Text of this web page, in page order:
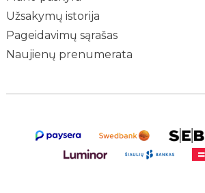
Užsakymų istorija
Pageidavimų sąrašas
Naujienų prenumerata